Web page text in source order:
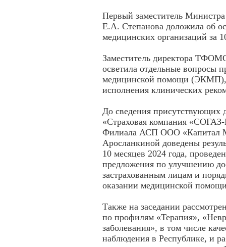
Первый заместитель
Е.А. Степанова доложила об
медицинских организаций за
Заместитель директора
осветила отдельные вопросы
медицинской помощи (ЭКМП),
исполнения клинических
До сведения присутствующих
«Страховая компания
Филиала АСП ООО «Капитал
Аросланкиной доведены
10 месяцев 2024 года,
предложения по улучшению
застрахованным лицам и
оказании медицинской
Также на заседании
по профилям «Терапия»,
заболевания», в том числе
наблюдения в Республике, и